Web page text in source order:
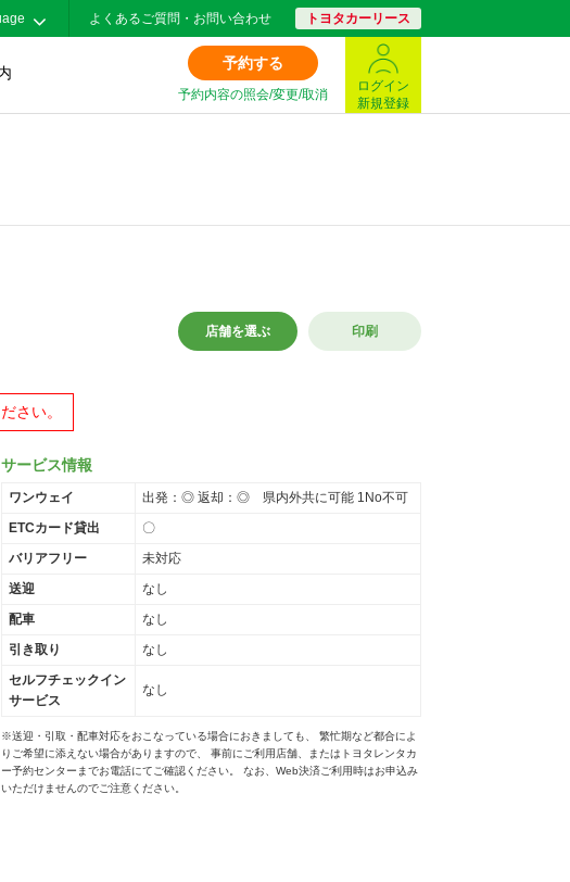
よくあるご質問・お問い合わせ トヨタカーリース
予約する
予約内容の照会/変更/取消
ログイン
新規登録
店舗を選ぶ 印刷
さい。
サービス情報
ワンウェイ
出発：◎ 返却：◎ 県内外共に可能 1No不可
ETCカード貸出
〇
バリアフリー
未対応
送迎
なし
配車
なし
引き取り
なし
セルフチェックイン
サービス
なし
※送迎・引取・配車対応をおこなっている場合におきましても、 繁忙期など都合によ
りご希望に添えない場合がありますので、 事前にご利用店舗、またはトヨタレンタカ
ー予約センターまでお電話にてご確認ください。 なお、Web決済ご利用時はお申込み
いただけませんのでご注意ください。